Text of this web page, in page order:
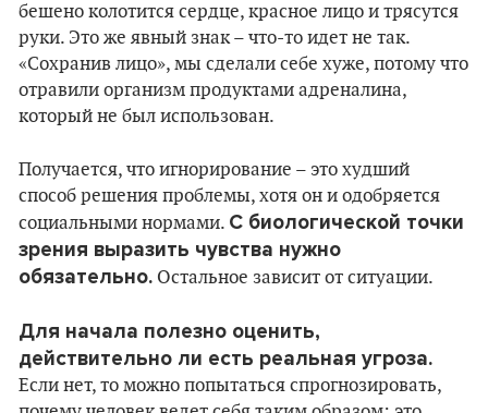
бешено колотится сердце, красное лицо и трясутся
руки. Это же явный знак – что-то идет не так.
«Сохранив лицо», мы сделали себе хуже, потому что
отравили организм продуктами адреналина,
который не был использован.
Получается, что игнорирование – это худший
способ решения проблемы, хотя он и одобряется
социальными нормами. С биологической точки
зрения выразить чувства нужно
обязательно. Остальное зависит от ситуации.
Для начала полезно оценить,
действительно ли есть реальная угроза.
Если нет, то можно попытаться спрогнозировать,